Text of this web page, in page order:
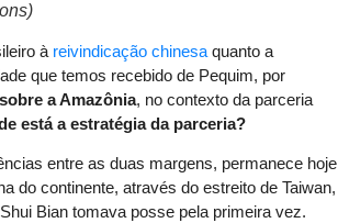
à reivindicação chinesa quanto a
que temos recebido de Pequim, por
a Amazônia, no contexto da parceria
está a estratégia da parceria?
entre as duas margens, permanece hoje
do continente, através do estreito de Taiwan,
Bian tomava posse pela primeira vez.